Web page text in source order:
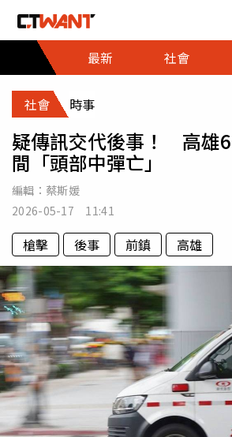
最新
社會
社會 時事
疑傳訊交代後事！ 高雄
間「頭部中彈亡」
編輯： 蔡斯媛
2026-05-17 11:41
槍擊 後事 前鎮 高雄